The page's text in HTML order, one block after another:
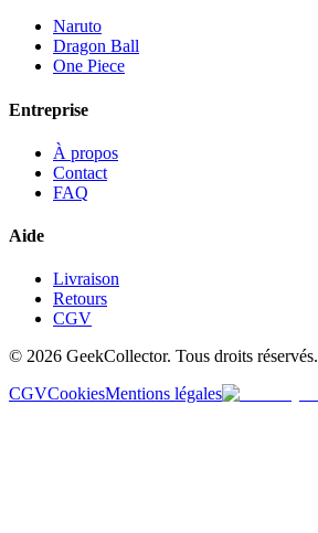
Naruto
Dragon Ball
One Piece
Entreprise
À propos
Contact
FAQ
Aide
Livraison
Retours
CGV
© 2026 GeekCollector. Tous droits réservés.
CGVCookiesMentions légales